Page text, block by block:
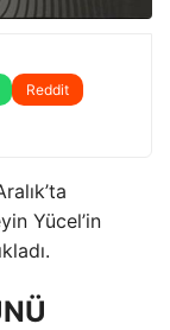
Reddit
Yücel’in